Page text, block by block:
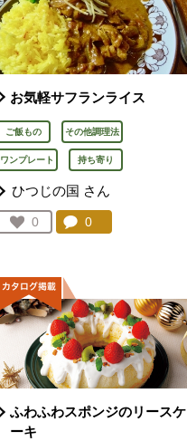
お気軽サフランライス
ご飯もの その他調理法
ワンプレート 持ち寄り
ひつじの国 さん
お気に入り登録：
0
人が登録
コメント：
0
ふわふわスポンジのリースケ
ーキ